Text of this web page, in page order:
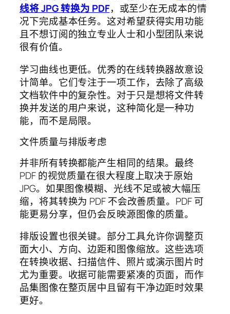
线将 JPG 转换为 PDF，或至少在无成本的情
况下完成基本任务。这对希望获得实用功能
且不想订阅的独立专业人士和小型团队来说
很有价值。
学习曲线也更低。优秀的在线转换器故意设
计简单。它们专注于一项工作，去除了高级
文档软件中的复杂性。对于只是想将文件转
换并发送的用户来说，这种简化是一种功
能，而不是局限。
文件质量与排版考虑
并非所有转换都能产生相同的结果。最终
PDF 的视觉质量在很大程度上取决于原始
JPG。如果图像模糊、光线不足或被大幅压
缩，将其转换为 PDF 不会改善质量。PDF 可
能更易分享，但仍会反映源图像的质量。
排版设置也很关键。部分工具允许你调整页
面大小、方向、边距和图像缩放。这些选项
在转换收据、扫描信件、照片或演示图片时
尤为重要。收据可能需要紧凑的页面，而作
品集图像在整页居中且留有干净边距时效果
更好。